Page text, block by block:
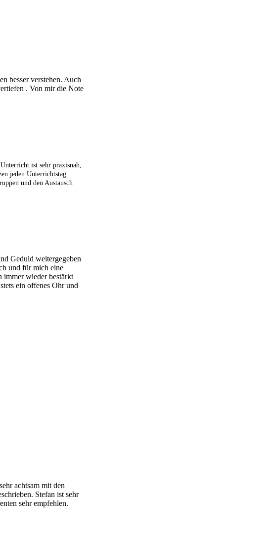
besser verstehen. Auch
. Von mir die Note
ist sehr praxisnah,
jeden Unterrichtstag
und den Austausch
Geduld weitergegeben
und für mich eine
immer wieder bestärkt
ein offenes Ohr und
achtsam mit den
Stefan ist sehr
sehr empfehlen.